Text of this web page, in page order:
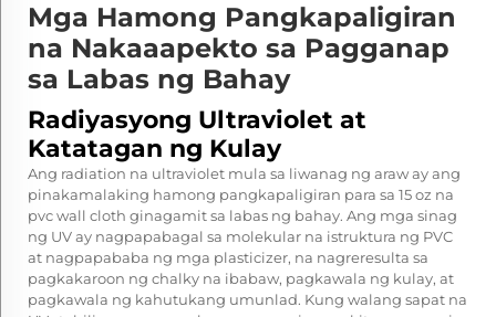
Mga Hamong Pangkapaligiran
na Nakaaapekto sa Pagganap
sa Labas ng Bahay
Radiyasyong Ultraviolet at
Katatagan ng Kulay
Ang radiation na ultraviolet mula sa liwanag ng araw ay ang
pinakamalaking hamong pangkapaligiran para sa 15 oz na
pvc wall cloth ginagamit sa labas ng bahay. Ang mga sinag
ng UV ay nagpapabagal sa molekular na istruktura ng PVC
at nagpapababa ng mga plasticizer, na nagreresulta sa
pagkakaroon ng chalky na ibabaw, pagkawala ng kulay, at
pagkawala ng kahutukang umunlad. Kung walang sapat na